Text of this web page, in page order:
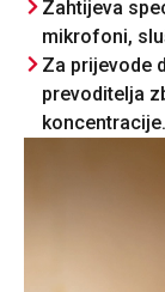
Zahtijeva
mikrofoni,
Za prijevode
prevoditelja
koncentracije.